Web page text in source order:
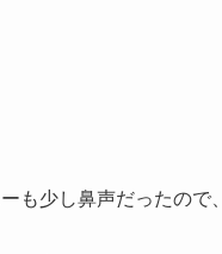
も少し鼻声だったので、